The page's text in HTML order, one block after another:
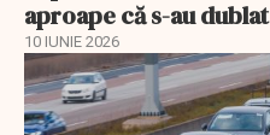
aproape că s-au dublat
10 IUNIE 2026